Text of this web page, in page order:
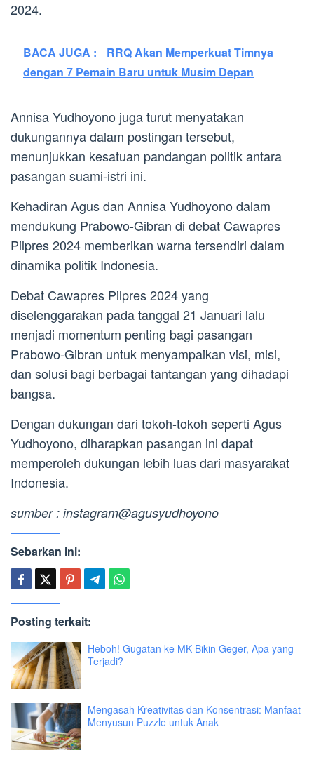
2024.
BACA JUGA :
RRQ Akan Memperkuat Timnya
dengan 7 Pemain Baru untuk Musim Depan
Annisa Yudhoyono juga turut menyatakan
dukungannya dalam postingan tersebut,
menunjukkan kesatuan pandangan politik antara
pasangan suami-istri ini.
Kehadiran Agus dan Annisa Yudhoyono dalam
mendukung Prabowo-Gibran di debat Cawapres
Pilpres 2024 memberikan warna tersendiri dalam
dinamika politik Indonesia.
Debat Cawapres Pilpres 2024 yang
diselenggarakan pada tanggal 21 Januari lalu
menjadi momentum penting bagi pasangan
Prabowo-Gibran untuk menyampaikan visi, misi,
dan solusi bagi berbagai tantangan yang dihadapi
bangsa.
Dengan dukungan dari tokoh-tokoh seperti Agus
Yudhoyono, diharapkan pasangan ini dapat
memperoleh dukungan lebih luas dari masyarakat
Indonesia.
sumber : instagram@agusyudhoyono
Sebarkan ini:
Posting terkait:
Heboh! Gugatan ke MK Bikin Geger, Apa yang
Terjadi?
Mengasah Kreativitas dan Konsentrasi: Manfaat
Menyusun Puzzle untuk Anak